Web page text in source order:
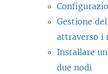
Gestione
attraverso i
Installare
due nodi